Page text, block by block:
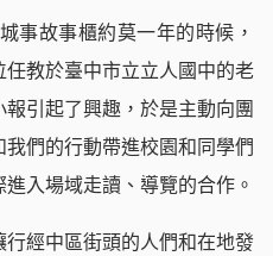
事故事櫃約莫一年的時候，
教於臺中市立立人國中的老
引起了興趣，於是主動向團
們的行動帶進校園和同學們
入場域走讀、導覽的合作。
經中區街頭的人們和在地發